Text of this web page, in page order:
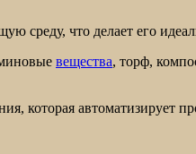
что делает его
вещества, торф,
автоматизирует